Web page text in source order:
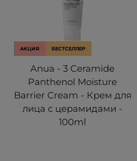
АКЦИЯ БЕСТСЕЛЛЕР
Anua - 3 Ceramide
Panthenol Moisture
Barrier Cream - Крем для
лица с церамидами -
100ml